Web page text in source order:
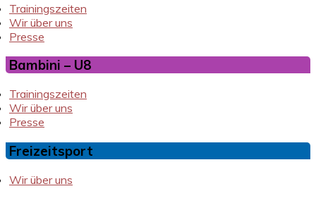
Trainingszeiten
Wir über uns
Presse
Bambini – U8
Trainingszeiten
Wir über uns
Presse
Freizeitsport
Wir über uns